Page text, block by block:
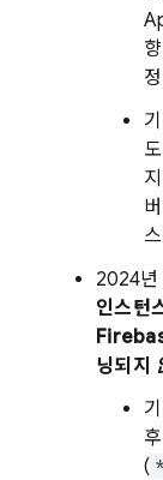
지
2024년
인스턴
닝되지
(